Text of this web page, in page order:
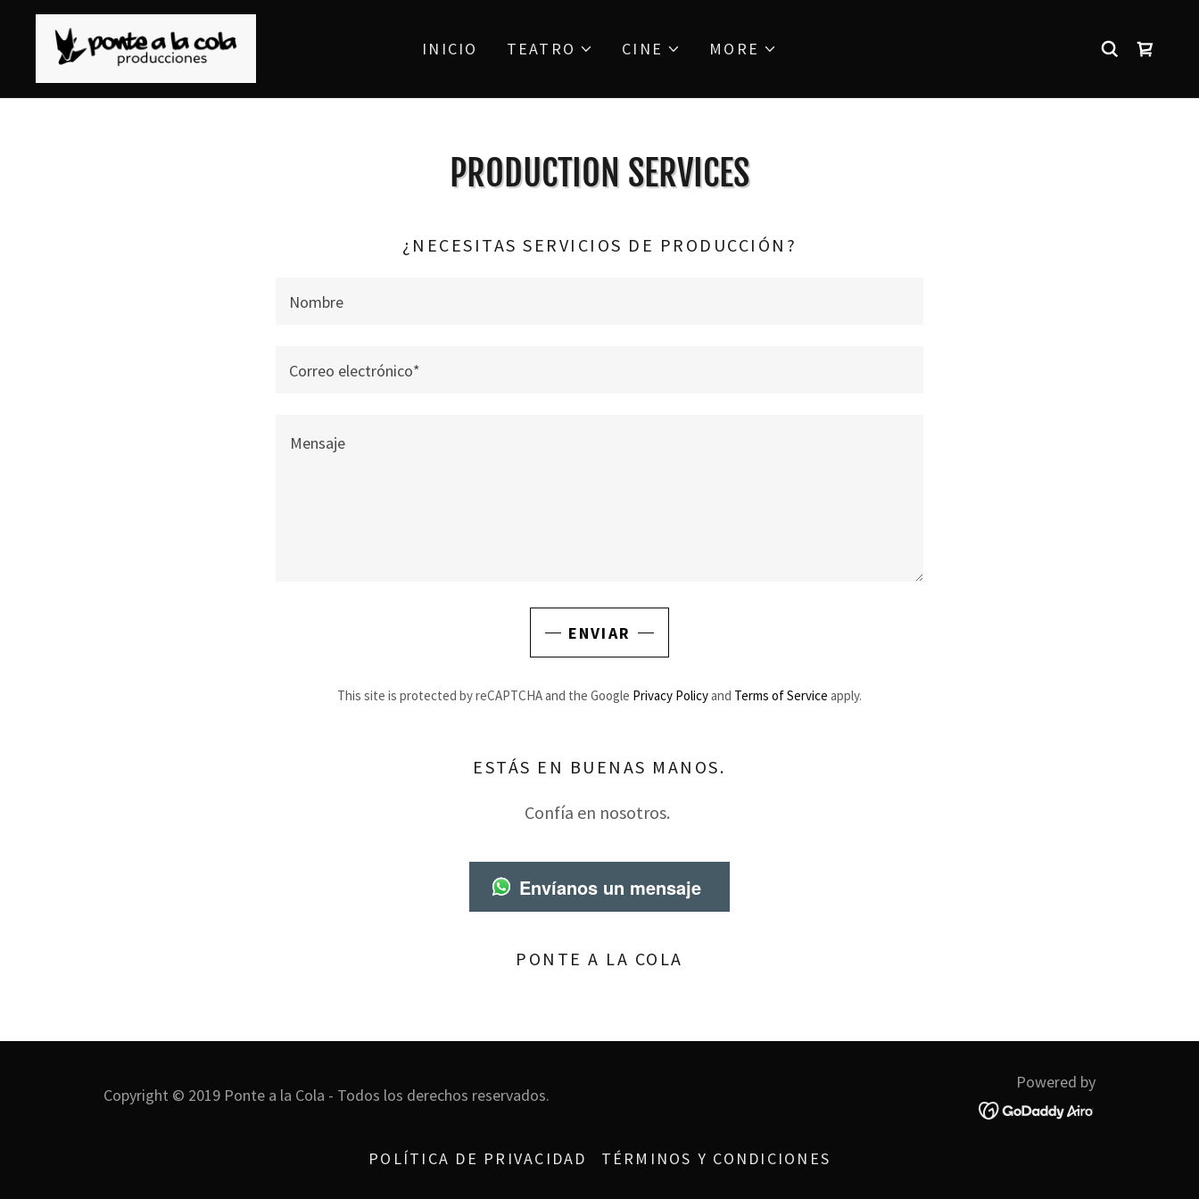
INICIO TEATRO CINE MORE
PRODUCTION SERVICES
¿NECESITAS SERVICIOS DE PRODUCCIÓN?
Nombre
Correo electrónico*
ENVIAR
This site is protected by reCAPTCHA and the Google Privacy Policyand Terms of Service apply.
ESTÁS EN BUENAS MANOS.
Confía en nosotros.
Envíanos un mensaje
PONTE A LA COLA
Copyright © 2019 Ponte a la Cola - Todos los derechos reservados.
Powered by
POLÍTICA DE PRIVACIDAD TÉRMINOS Y CONDICIONES